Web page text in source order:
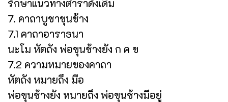
รักษาแนวทางตำราดั้งเดิม
7. คาถาบูชาขุนช้าง
7.1 คาถาอาราธนา
นะโม หัตถัง พ่อขุนช้างยัง ก ค ข
7.2 ความหมายของคาถา
หัตถัง หมายถึง มือ
พ่อขุนช้างยัง หมายถึง พ่อขุนช้างมีอยู่